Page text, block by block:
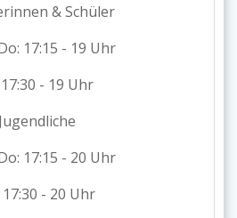
& Schüler
17:15 - 19 Uhr
- 19 Uhr
Jugendliche
17:15 - 20 Uhr
- 20 Uhr